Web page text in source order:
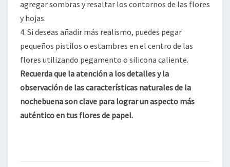
agregar sombras y resaltar los contornos de las flores
y hojas.
4. Si deseas añadir más realismo, puedes pegar
pequeños pistilos o estambres en el centro de las
flores utilizando pegamento o silicona caliente.
Recuerda que la atención a los detalles y la
observación de las características naturales de la
nochebuena son clave para lograr un aspecto más
auténtico en tus flores de papel.